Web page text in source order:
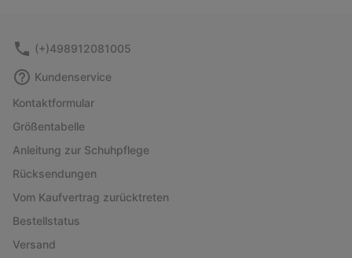
(+)498912081005
Kundenservice
Kontaktformular
Größentabelle
Anleitung zur Schuhpflege
Rücksendungen
Vom Kaufvertrag zurücktreten
Bestellstatus
Versand